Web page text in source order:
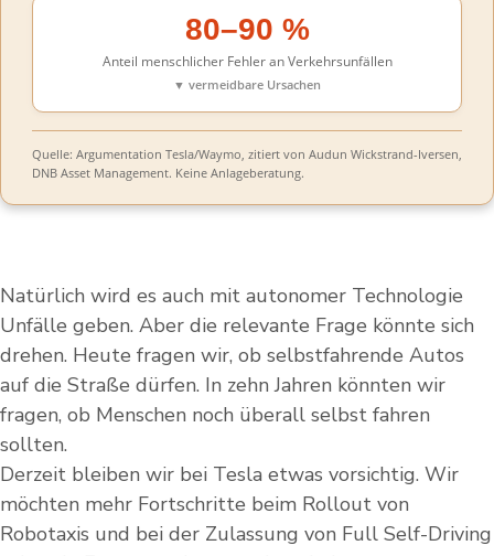
80–90 %
Anteil menschlicher Fehler an Verkehrsunfällen
▼ vermeidbare Ursachen
Quelle: Argumentation Tesla/Waymo, zitiert von Audun Wickstrand-Iversen,
DNB Asset Management. Keine Anlageberatung.
Natürlich wird es auch mit autonomer Technologie
Unfälle geben. Aber die relevante Frage könnte sich
drehen. Heute fragen wir, ob selbstfahrende Autos
auf die Straße dürfen. In zehn Jahren könnten wir
fragen, ob Menschen noch überall selbst fahren
sollten.
Derzeit bleiben wir bei Tesla etwas vorsichtig. Wir
möchten mehr Fortschritte beim Rollout von
Robotaxis und bei der Zulassung von Full Self-Driving